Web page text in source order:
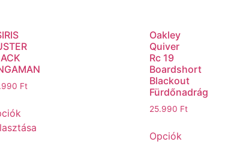
Ft
Oakley
Quiver
Rc 19
Boardshort
Blackout
Fürdőnadrág
25.990 Ft
Opciók